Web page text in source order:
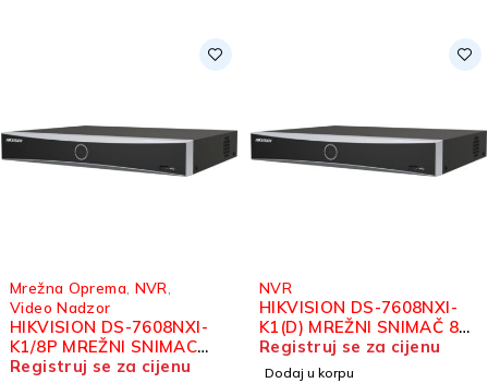
Mrežna Oprema, NVR
Video Nadzor
HIKVISION DS-7608NXI-
K1/8P MREŽNI SNIMAC
8KANALNI
Registruj se za cijenu
NVR
HIKVISION DS-7608NXI-
K1(D) MREŽNI SNIMAČ 8
KANALNI ACU SENSE 4K
Registruj se za cijenu
Dodaj u korpu